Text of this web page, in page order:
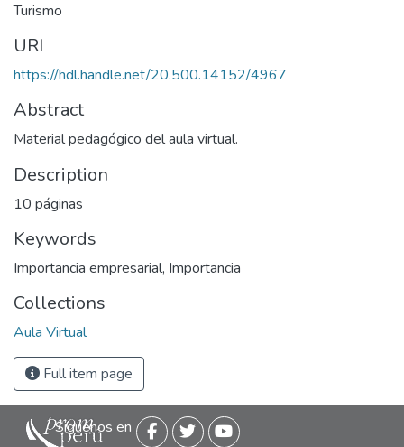
Turismo
URI
https://hdl.handle.net/20.500.14152/4967
Abstract
Material pedagógico del aula virtual.
Description
10 páginas
Keywords
Importancia empresarial, Importancia
Collections
Aula Virtual
Full item page
Siguenos en